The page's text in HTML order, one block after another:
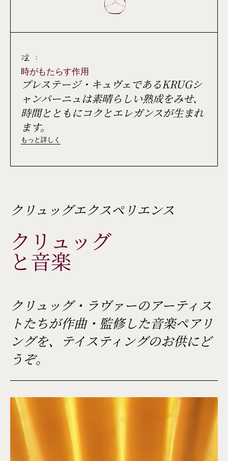
注 :
時がもたらす作用
プレステージ・キュヴェであるKRUGシ
ャンパーニュは素晴らしい熟成をみせ、
時間とともにコクとエレガンスが生まれ
ます。
もっと詳しく
クリュッグエクスペリエンス
クリュッグ
と音楽
クリュッグ・ラヴァーのアーティス
トたちが作曲・監修した音楽ペアリ
ングを、テイスティングのお供にど
うぞ。